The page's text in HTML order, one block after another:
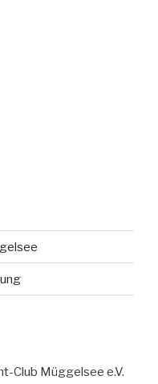
Club Müggelsee e.V.